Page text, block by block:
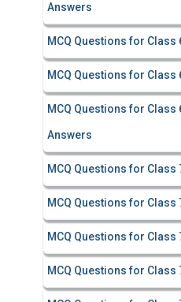
Answers
MCQ Questions for
MCQ Questions for
MCQ Questions for Class
Answers
MCQ Questions for
MCQ Questions for Class
MCQ Questions for Class
MCQ Questions for